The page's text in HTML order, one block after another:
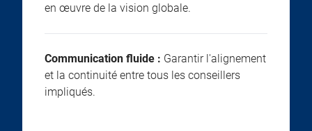
en œuvre de la vision globale.
Communication fluide : Garantir l'alignement
et la continuité entre tous les conseillers
impliqués.